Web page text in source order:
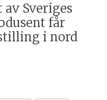
Sveriges
får
i nord